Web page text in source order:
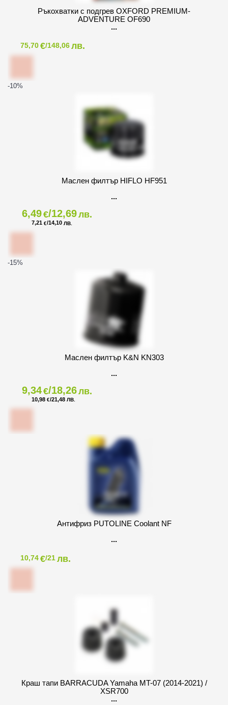
Ръкохватки с подгрев OXFORD PREMIUM-
ADVENTURE OF690
75,70€/148,06лв.
-10%
Маслен филтър HIFLO HF951
6,49€/12,69лв.
7,21 €/14,10 ЛВ.
-15%
Маслен филтър K&N KN303
9,34€/18,26лв.
10,98 €/21,48 ЛВ.
Антифриз PUTOLINE Coolant NF
10,74€/21лв.
Краш тапи BARRACUDA Yamaha MT-07 (2014-2021) /
XSR700